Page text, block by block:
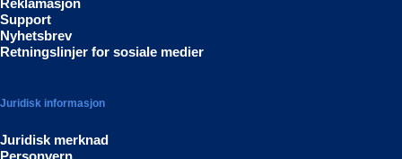
Reklamasjon
Support
Nyhetsbrev
Retningslinjer for sosiale medier
Juridisk informasjon
Juridisk merknad